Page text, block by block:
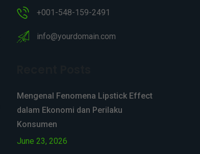
+001-548-159-2491
info@yourdomain.com
Mengenal Fenomena Lipstick Effect
dalam Ekonomi dan Perilaku
Konsumen
June 23, 2026